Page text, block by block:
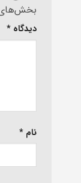
بخش‌های
دیدگاه *
نام *